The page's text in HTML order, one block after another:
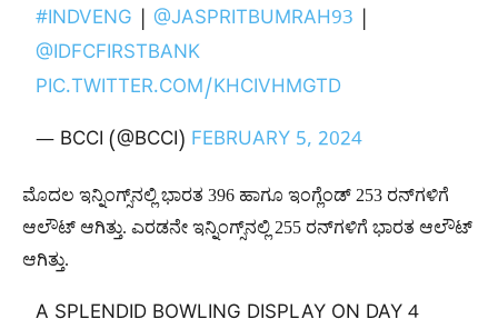
#INDVENG |@JASPRITBUMRAH93
@IDFCFIRSTBANK
PIC.TWITTER.COM/KHCIVHMGTD
— BCCI (@BCCI) FEBRUARY 5, 2024
ಮೊದಲ ಇನ್ನಿಂಗ್ಸ್​ನಲ್ಲಿ ಭಾರತ 396 ಹಾಗೂ ಇಂಗ್ಲೆಂಡ್​ 253 ರನ್​ಗಳಿಗೆ
ಆಲೌಟ್​ ಆಗಿತ್ತು. ಎರಡನೇ ಇನ್ನಿಂಗ್ಸ್​ನಲ್ಲಿ 255 ರನ್​ಗಳಿಗೆ ಭಾರತ ಆಲೌಟ್​
ಆಗಿತ್ತು.
A SPLENDID BOWLING DISPLAY ON DAY 4